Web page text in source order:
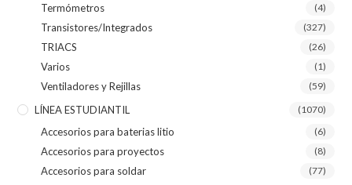
Termómetros (4)
Transistores/Integrados (327)
TRIACS (26)
Varios (1)
Ventiladores y Rejillas (59)
LÍNEA ESTUDIANTIL (1070)
Accesorios para baterias litio (6)
Accesorios para proyectos (8)
Accesorios para soldar (77)